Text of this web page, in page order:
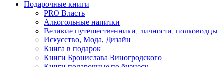
Подарочные книги
PRO Власть
Алкогольные напитки
Великие путешественники, личности, полководцы
Искусство, Мода, Дизайн
Книга в подарок
Книги Бронислава Виногродского